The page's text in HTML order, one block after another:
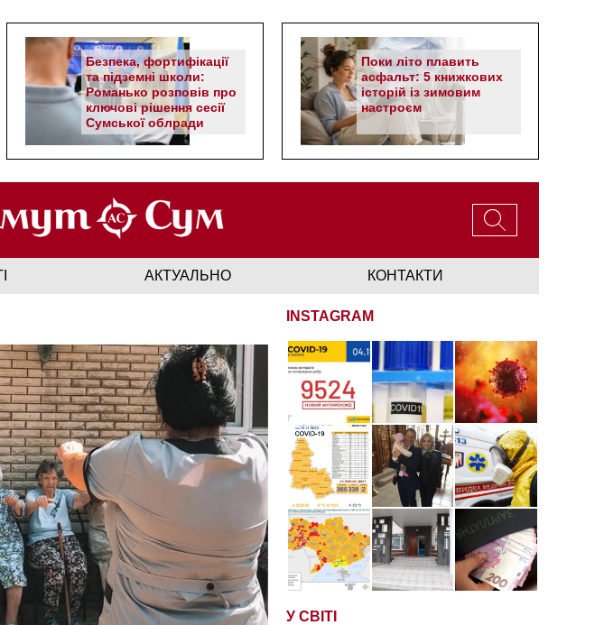
Безпека, фортифікації
та підземні школи:
Романько розповів про
ключові рішення сесії
Сумської облради
Поки літо плавить
асфальт: 5 книжкових
історій із зимовим
настроєм
АКТУАЛЬНО КОНТАКТИ
INSTAGRAM
У СВІТІ